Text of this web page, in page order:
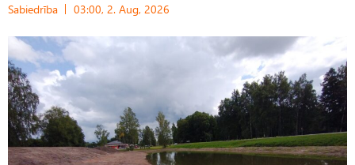
Sabiedrība 03:00, 2. Aug, 2026